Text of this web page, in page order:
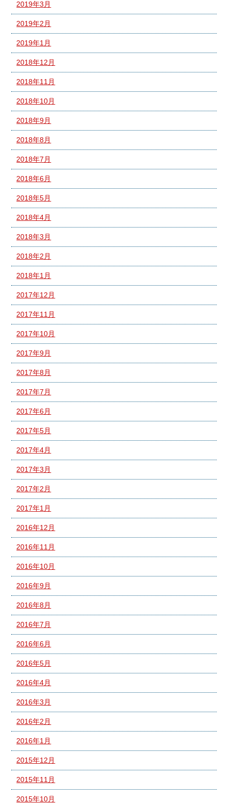
2019年3月
2019年2月
2019年1月
2018年12月
2018年11月
2018年10月
2018年9月
2018年8月
2018年7月
2018年6月
2018年5月
2018年4月
2018年3月
2018年2月
2018年1月
2017年12月
2017年11月
2017年10月
2017年9月
2017年8月
2017年7月
2017年6月
2017年5月
2017年4月
2017年3月
2017年2月
2017年1月
2016年12月
2016年11月
2016年10月
2016年9月
2016年8月
2016年7月
2016年6月
2016年5月
2016年4月
2016年3月
2016年2月
2016年1月
2015年12月
2015年11月
2015年10月